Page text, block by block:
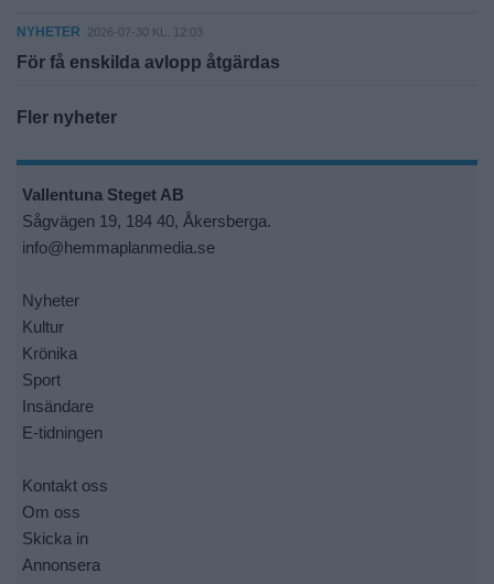
NYHETER 2026-07-30 KL. 12:03
För få enskilda avlopp åtgärdas
Fler nyheter
Vallentuna Steget AB
Sågvägen 19, 184 40, Åkersberga.
info@hemmaplanmedia.se
Nyheter
Kultur
Krönika
Sport
Insändare
E-tidningen
Kontakt oss
Om oss
Skicka in
Annonsera